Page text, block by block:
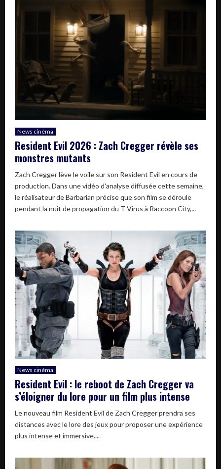
News cinéma
Resident Evil 2026 : Zach Cregger révèle ses
monstres mutants
Zach Cregger lève le voile sur son Resident Evil en cours de
production. Dans une vidéo d'analyse diffusée cette semaine,
le réalisateur de Barbarian précise que son film se déroule
pendant la nuit de propagation du T-Virus à Raccoon City,...
News cinéma
Resident Evil : le reboot de Zach Cregger va
s’éloigner du lore pour un film plus intense
Le nouveau film Resident Evil de Zach Cregger prendra ses
distances avec le lore des jeux pour proposer une expérience
plus intense et immersive....